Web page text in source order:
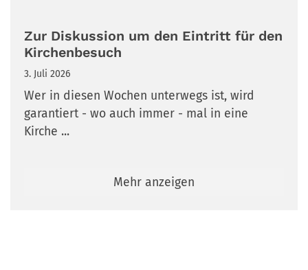
Zur Diskussion um den Eintritt für den
Kirchenbesuch
3. Juli 2026
Wer in diesen Wochen unterwegs ist, wird
garantiert - wo auch immer - mal in eine
Kirche ...
Mehr anzeigen